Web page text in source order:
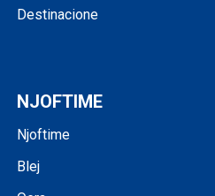
Destinacione
NJOFTIME
Njoftime
Blej